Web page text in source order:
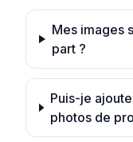
Mes images
part ?
Puis-je
photos de